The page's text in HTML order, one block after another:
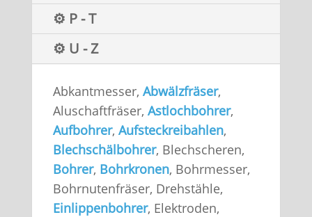
⚙ P - T
⚙ U - Z
Abkantmesser, Abwälzfräser,
Aluschaftfräser, Astlochbohrer,
Aufbohrer, Aufsteckreibahlen,
Blechschälbohrer, Blechscheren,
Bohrer, Bohrkronen, Bohrmesser,
Bohrnutenfräser, Drehstähle,
Einlippenbohrer, Elektroden,